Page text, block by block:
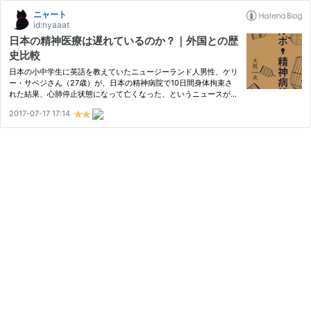
ニャート
id:nyaaat
日本の精神医療は遅れているのか？｜外国との歴
史比較
日本の小中学生に英語を教えていたニュージーランド人男性、ケリ
ー・サベジさん（27歳）が、日本の精神病院で10日間身体拘束さ
れた結果、心肺停止状態になって亡くなった、というニュースがネ
り、血栓ができて心臓発作につながったものとみられている。 日
本の…
2017-07-17 17:14